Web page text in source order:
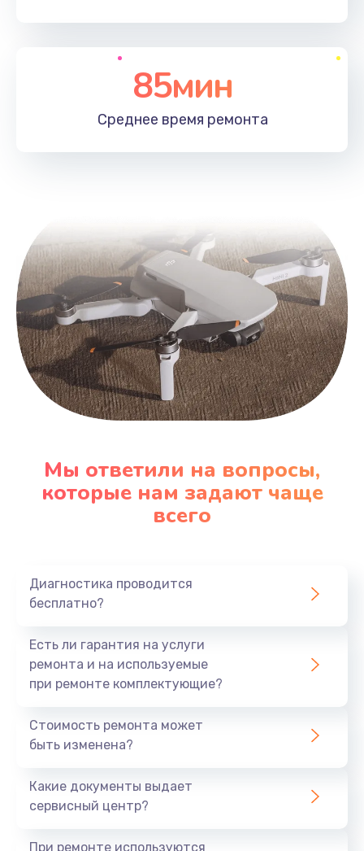
85мин
Среднее время ремонта
Мы ответили на вопросы,
которые нам задают чаще
всего
Диагностика проводится
бесплатно?
Есть ли гарантия на услуги
ремонта и на используемые
при ремонте комплектующие?
Стоимость ремонта может
быть изменена?
Какие документы выдает
сервисный центр?
При ремонте используются